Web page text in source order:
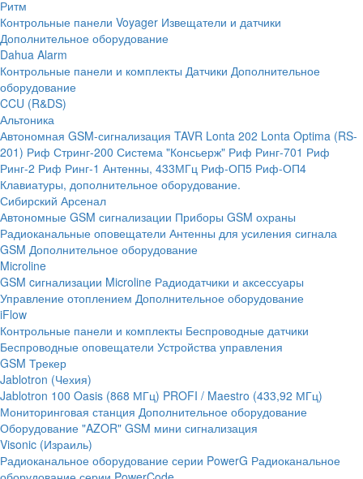
Ритм
Контрольные панели Voyager Извещатели и датчики
Дополнительное оборудование
Dahua Alarm
Контрольные панели и комплекты Датчики Дополнительное
оборудование
CCU (R&DS)
Альтоника
Автономная GSM-сигнализация TAVR Lonta 202 Lonta Optima (RS-
201) Риф Стринг-200 Система "Консьерж" Риф Ринг-701 Риф
Ринг-2 Риф Ринг-1 Антенны, 433МГц Риф-ОП5 Риф-ОП4
Клавиатуры, дополнительное оборудование.
Сибирский Арсенал
Автономные GSM сигнализации Приборы GSM охраны
Радиоканальные оповещатели Антенны для усиления сигнала
GSM Дополнительное оборудование
Microline
GSM cигнализации Microline Радиодатчики и аксессуары
Управление отоплением Дополнительное оборудование
iFlow
Контрольные панели и комплекты Беспроводные датчики
Беспроводные оповещатели Устройства управления
GSM Трекер
Jablotron (Чехия)
Jablotron 100 Oasis (868 МГц) PROFI / Maestro (433,92 МГц)
Мониторинговая станция Дополнительное оборудование
Оборудование "AZOR" GSM мини сигнализация
Visonic (Израиль)
Радиоканальное оборудование серии PowerG Радиоканальное